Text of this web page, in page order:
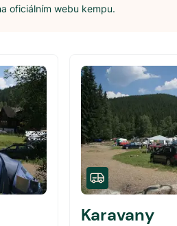
oficiálním webu kempu.
Karavany